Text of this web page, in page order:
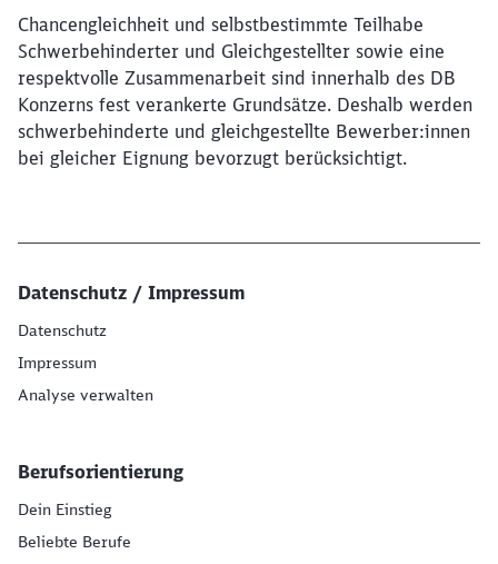
Chancengleichheit und selbstbestimmte Teilhabe
Schwerbehinderter und Gleichgestellter sowie eine
respektvolle Zusammenarbeit sind innerhalb des DB
Konzerns fest verankerte Grundsätze. Deshalb werden
schwerbehinderte und gleichgestellte Bewerber:innen
bei gleicher Eignung bevorzugt berücksichtigt.
Datenschutz / Impressum
Datenschutz
Impressum
Analyse verwalten
Berufsorientierung
Dein Einstieg
Beliebte Berufe